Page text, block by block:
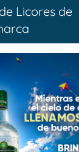
Licores de